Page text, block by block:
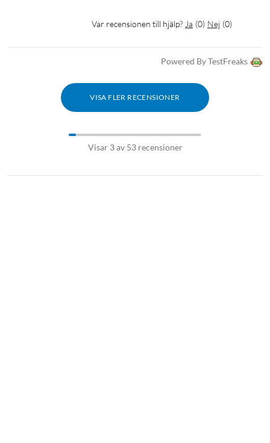
Var recensionen till hjälp? Ja (0) Nej (0)
Powered By TestFreaks
VISA FLER RECENSIONER
Visar 3 av 53 recensioner